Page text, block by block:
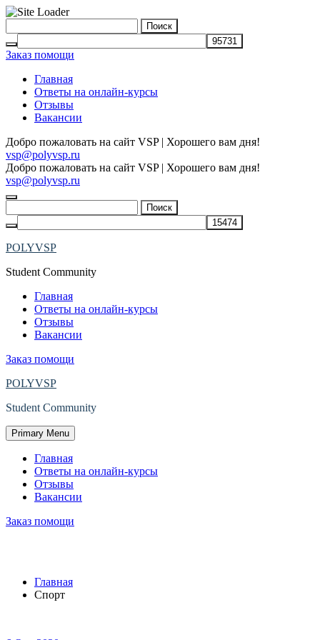
to
content
Заказ помощи
Главная
Ответы на онлайн-курсы
Отзывы
Вакансии
Добро пожаловать на сайт VSP | Хорошего вам дня!
vsp@polyvsp.ru
Добро пожаловать на сайт VSP | Хорошего вам дня!
vsp@polyvsp.ru
POLYVSP
Student Community
Главная
Ответы на онлайн-курсы
Отзывы
Вакансии
Заказ помощи
POLYVSP
Student Community
Primary Menu
Главная
Ответы на онлайн-курсы
Отзывы
Вакансии
Заказ помощи
Главная
Спорт